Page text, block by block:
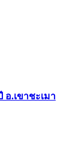
.เขาชะเมา